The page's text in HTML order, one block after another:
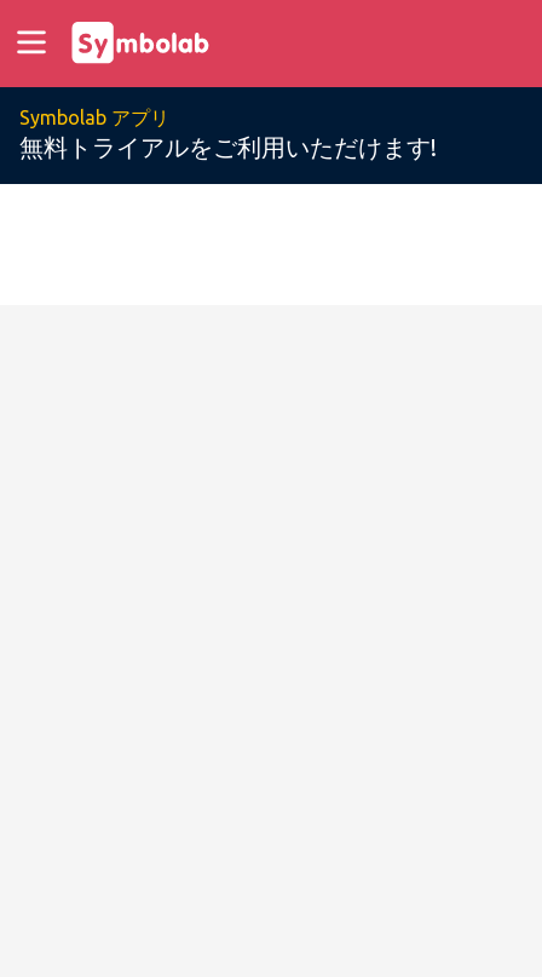
Symbolab アプリ
無料トライアルをご利用いただけます!